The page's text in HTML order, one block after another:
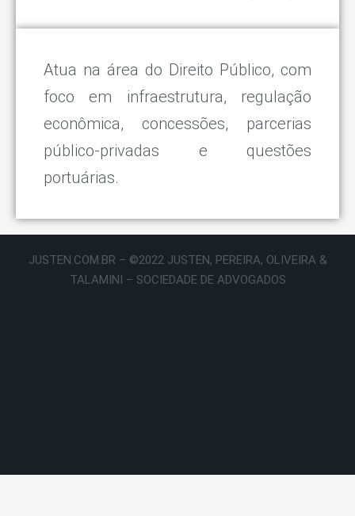
Atua na área do Direito Público, com
foco em infraestrutura, regulação
econômica, concessões, parcerias
público-privadas e questões
portuárias.
JUSTEN.COM.BR – ©2022 JUSTEN, PEREIRA, OLIVEIRA &
TALAMINI – SOCIEDADE DE ADVOGADOS